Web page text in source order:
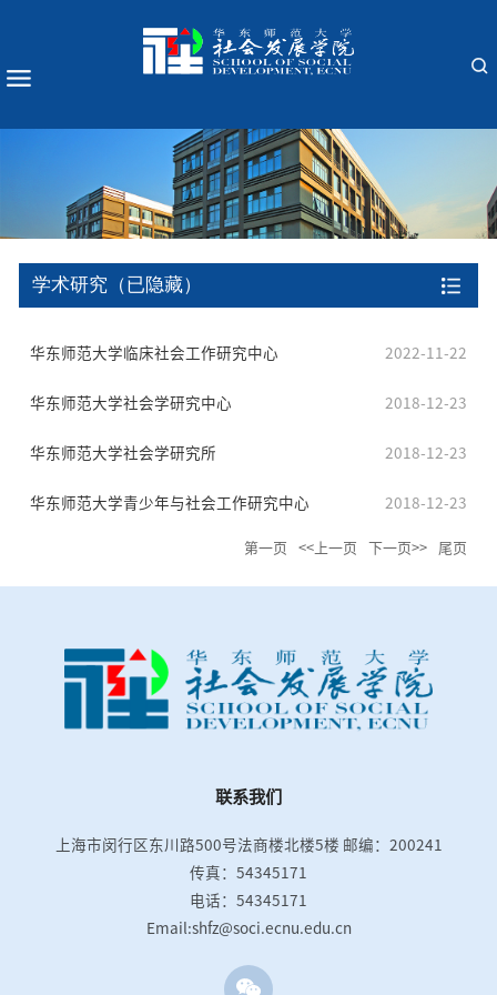
学术研究（已隐藏）
华东师范大学临床社会工作研究中心 2022-11-22
华东师范大学社会学研究中心 2018-12-23
华东师范大学社会学研究所 2018-12-23
华东师范大学青少年与社会工作研究中心 2018-12-23
第一页 <<上一页 下一页>> 尾页
联系我们
上海市闵行区东川路500号法商楼北楼5楼 邮编：200241
传真：54345171
电话：54345171
Email:shfz@soci.ecnu.edu.cn